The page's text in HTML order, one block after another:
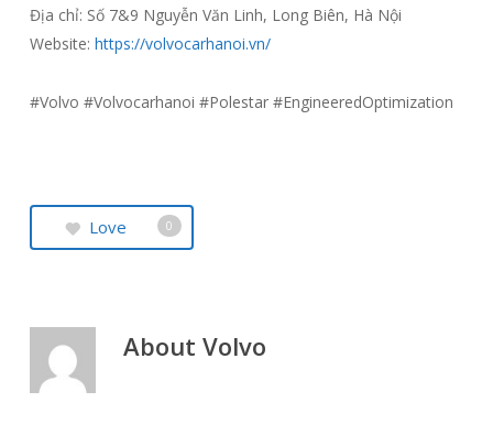
Địa chỉ: Số 7&9 Nguyễn Văn Linh, Long Biên, Hà Nội
Website: https://volvocarhanoi.vn/
#Volvo #Volvocarhanoi #Polestar #EngineeredOptimization
Love 0
About Volvo